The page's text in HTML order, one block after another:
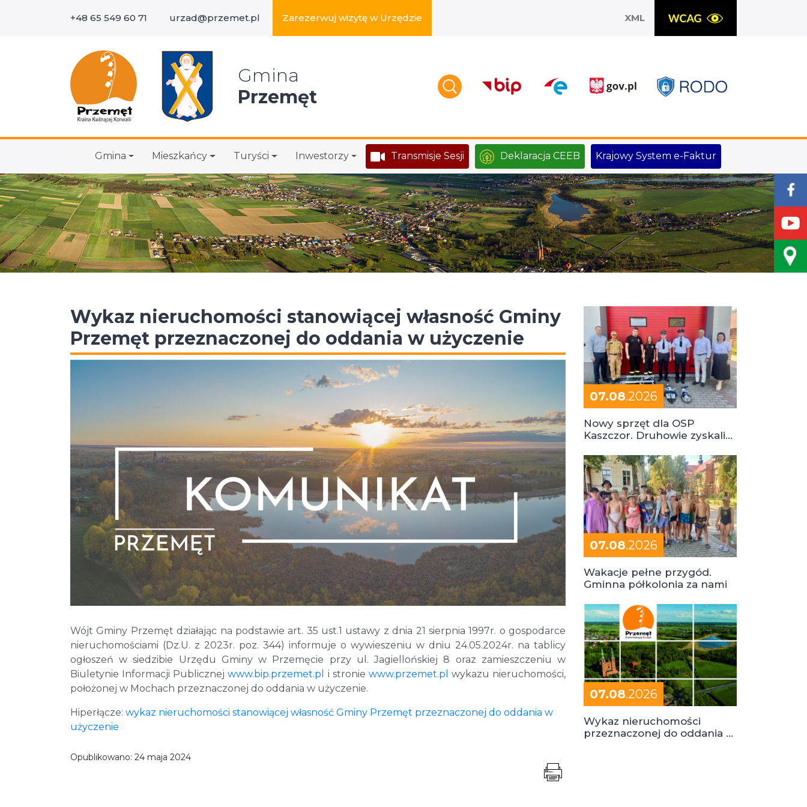
+48 65 549 60 71 urzad@przemet.pl Zarezerwuj wizytę w Urzędzie XML
Gmina
Przemęt
Gmina Mieszkańcy Turyści Inwestorzy Transmisje Sesji Deklaracja CEEB Krajowy System e-Faktur
Wykaz nieruchomości stanowiącej własność Gminy
Przemęt przeznaczonej do oddania w użyczenie
Wójt Gminy Przemęt działając na podstawie art. 35 ust.1 ustawy z dnia 21 sierpnia 1997r. o gospodarce
nieruchomościami (Dz.U. z 2023r. poz. 344) informuje o wywieszeniu w dniu 24.05.2024r. na tablicy
ogłoszeń w siedzibie Urzędu Gminy w Przemęcie przy ul. Jagiellońskiej 8 oraz zamieszczeniu w
Biuletynie Informacji Publicznejwww.bip.przemet.pl i stronie www.przemet.pl wykazu nieruchomości,
położonej w Mochach przeznaczonej do oddania w użyczenie.
Hiperłącze: wykaz nieruchomości stanowiącej własność Gminy Przemęt przeznaczonej do oddania w
użyczenie
Opublikowano: 24 maja 2024
07.08.2026
Nowy sprzęt dla OSP
Kaszczor. Druhowie zyskali
07.08.2026
Wakacje pełne przygód.
Gminna półkolonia za nami
07.08.2026
Wykaz nieruchomości
przeznaczonej do oddania w
Wyszukaj w serwisie